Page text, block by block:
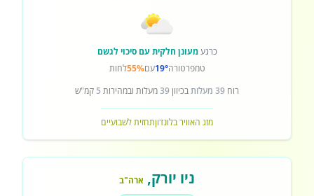
כרגעמעונן חלקית עם סיכוי לגשם
טמפרטורה19°עם55%לחות
רוח 39 מעלות בכיוון39מעלות ובמהירות 5 קמ"ש
מזג האוויר בלונדוןתחזית לשבועיים
ניו יורק, ארה"ב